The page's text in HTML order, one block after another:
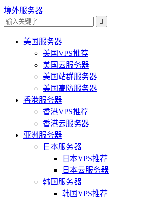
境外服务器

美国服务器
美国VPS推荐
美国云服务器
美国站群服务器
美国高防服务器
香港服务器
香港VPS推荐
香港云服务器
亚洲服务器
日本服务器
日本VPS推荐
日本云服务器
韩国服务器
韩国VPS推荐